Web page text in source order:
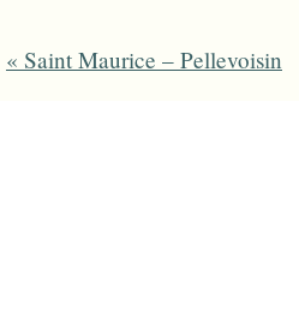
Post navigation
« Saint Maurice – Pellevoisin